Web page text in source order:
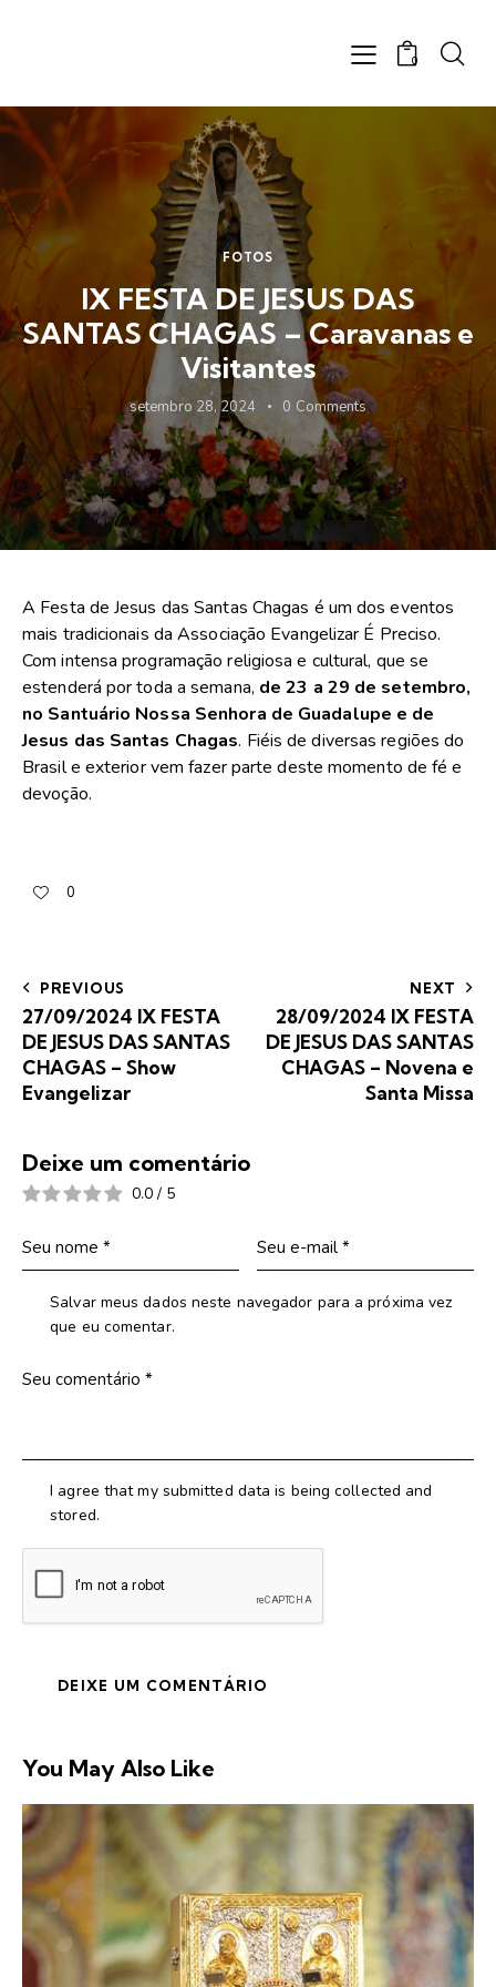
0
FOTOS
IX FESTA DE JESUS DAS
SANTAS CHAGAS – Caravanas e
Visitantes
setembro 28, 2024 0 Comments
A Festa de Jesus das Santas Chagas é um dos eventos
mais tradicionais da Associação Evangelizar É Preciso.
Com intensa programação religiosa e cultural, que se
estenderá por toda a semana, de 23 a 29 de setembro,
no Santuário Nossa Senhora de Guadalupe e de
Jesus das Santas Chagas. Fiéis de diversas regiões do
Brasil e exterior vem fazer parte deste momento de fé e
devoção.
0
PREVIOUS
27/09/2024 IX FESTA
DE JESUS DAS SANTAS
CHAGAS – Show
Evangelizar
NEXT
28/09/2024 IX FESTA
DE JESUS DAS SANTAS
CHAGAS – Novena e
Santa Missa
Deixe um comentário
0.0 / 5
Salvar meus dados neste navegador para a próxima vez
que eu comentar.
I agree that my submitted data is being collected and
stored.
You May Also Like